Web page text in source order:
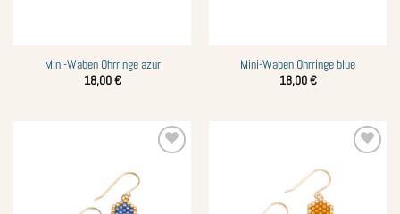
Mini-Waben Ohrringe azur
18,00€
Mini-Waben Ohrringe blue
18,00€
Wunschliste
hinzufügen
Wunschliste